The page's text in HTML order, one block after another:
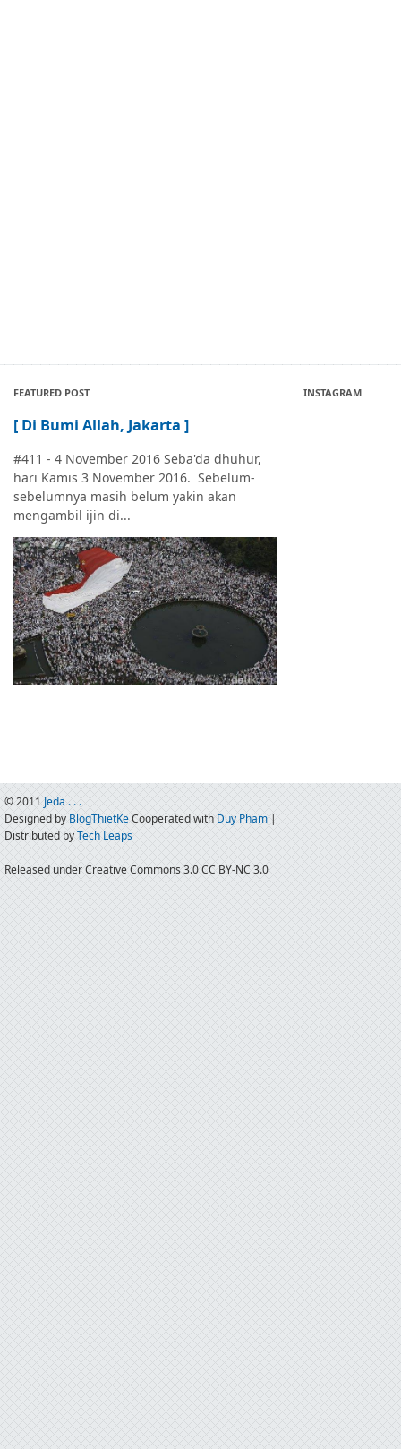
FEATURED POST
[ Di Bumi Allah, Jakarta ]
#411 - 4 November 2016 Seba'da dhuhur,
hari Kamis 3 November 2016. Sebelum-
sebelumnya masih belum yakin akan
mengambil ijin di...
INSTAGRAM
© 2011 Jeda . . .
Designed by BlogThietKeCooperated with Duy Pham |
Distributed byTech Leaps
Released under Creative Commons 3.0 CC BY-NC 3.0